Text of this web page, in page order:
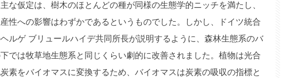
な仮定は、樹木のほとんどの種が同様の生態学的ニッチを満たし、
性への影響はわずかであるというものでした。しかし、ドイツ統合
ルゲ ブリュールハイデ共同所長が説明するように、森林生態系のバ
では牧草地生態系と同じくらい劇的に改善されました。植物は光合
素をバイオマスに変換するため、バイオマスは炭素の吸収の指標と